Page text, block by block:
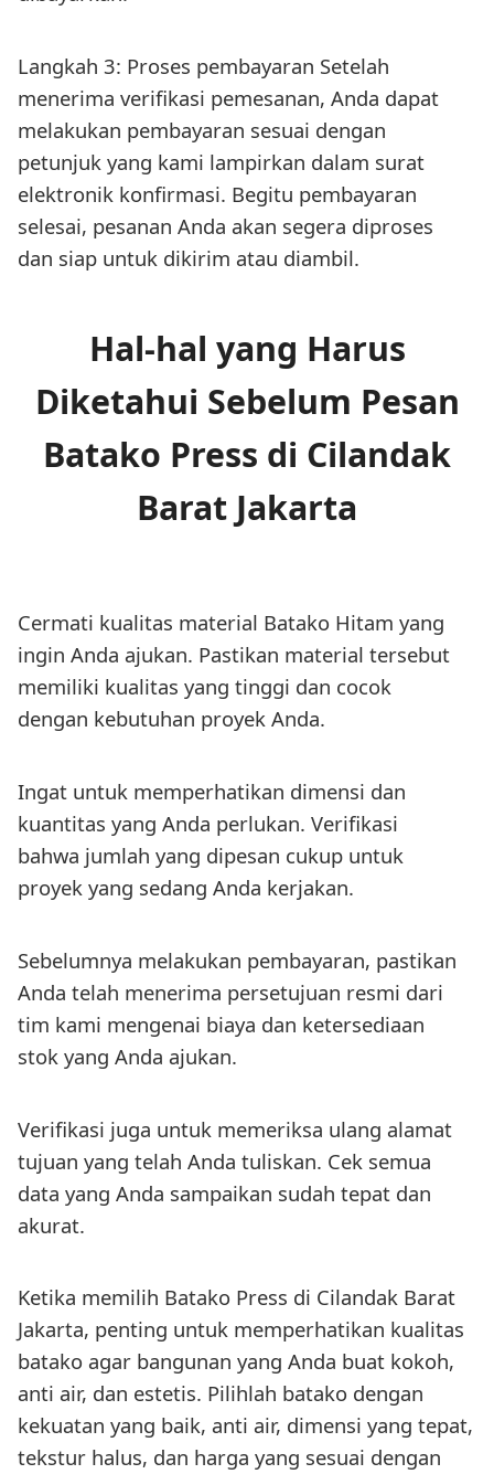
Langkah 3: Proses pembayaran Setelah
menerima verifikasi pemesanan, Anda dapat
melakukan pembayaran sesuai dengan
petunjuk yang kami lampirkan dalam surat
elektronik konfirmasi. Begitu pembayaran
selesai, pesanan Anda akan segera diproses
dan siap untuk dikirim atau diambil.
Hal-hal yang Harus
Diketahui Sebelum Pesan
Batako Press di Cilandak
Barat Jakarta
Cermati kualitas material Batako Hitam yang
ingin Anda ajukan. Pastikan material tersebut
memiliki kualitas yang tinggi dan cocok
dengan kebutuhan proyek Anda.
Ingat untuk memperhatikan dimensi dan
kuantitas yang Anda perlukan. Verifikasi
bahwa jumlah yang dipesan cukup untuk
proyek yang sedang Anda kerjakan.
Sebelumnya melakukan pembayaran, pastikan
Anda telah menerima persetujuan resmi dari
tim kami mengenai biaya dan ketersediaan
stok yang Anda ajukan.
Verifikasi juga untuk memeriksa ulang alamat
tujuan yang telah Anda tuliskan. Cek semua
data yang Anda sampaikan sudah tepat dan
akurat.
Ketika memilih Batako Press di Cilandak Barat
Jakarta, penting untuk memperhatikan kualitas
batako agar bangunan yang Anda buat kokoh,
anti air, dan estetis. Pilihlah batako dengan
kekuatan yang baik, anti air, dimensi yang tepat,
tekstur halus, dan harga yang sesuai dengan